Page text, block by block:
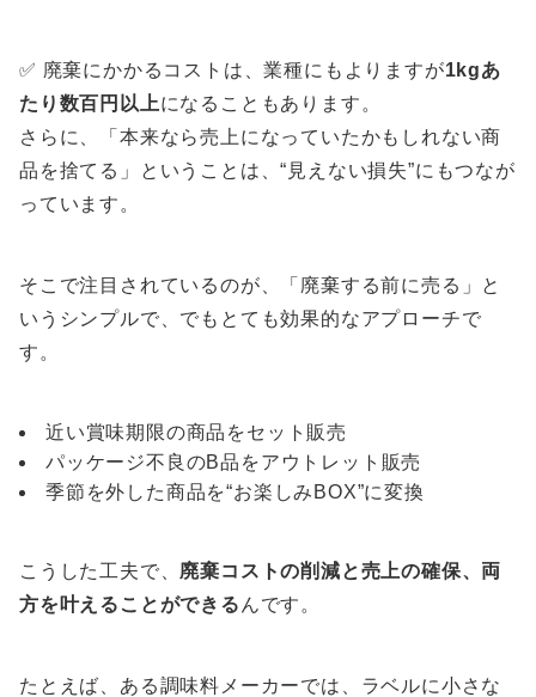
✅ 廃棄にかかるコストは、業種にもよりますが1kgあ
たり数百円以上になることもあります。
さらに、「本来なら売上になっていたかもしれない商
品を捨てる」ということは、“見えない損失”にもつなが
っています。
そこで注目されているのが、「廃棄する前に売る」と
いうシンプルで、でもとても効果的なアプローチで
す。
近い賞味期限の商品をセット販売
パッケージ不良のB品をアウトレット販売
季節を外した商品を“お楽しみBOX”に変換
こうした工夫で、 廃棄コストの削減と売上の確保、両
方を叶えることができる んです。
たとえば、ある調味料メーカーでは、ラベルに小さな